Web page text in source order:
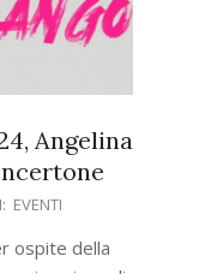
Angelina
EVENTI
ospite della